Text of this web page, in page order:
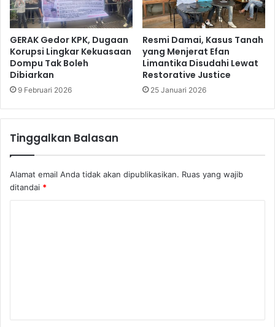
GERAK Gedor KPK, Dugaan
Korupsi Lingkar Kekuasaan
Dompu Tak Boleh
Dibiarkan
9 Februari 2026
Resmi Damai, Kasus Tanah
yang Menjerat Efan
Limantika Disudahi Lewat
Restorative Justice
25 Januari 2026
Tinggalkan Balasan
Alamat email Anda tidak akan dipublikasikan. Ruas yang wajib
ditandai *
a